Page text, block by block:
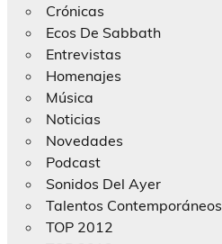
Crónicas
Ecos De Sabbath
Entrevistas
Homenajes
Música
Noticias
Novedades
Podcast
Sonidos Del Ayer
Talentos Contemporáneos
TOP 2012